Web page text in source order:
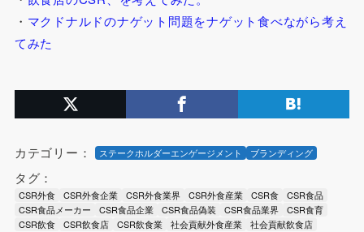
・ マクドナルドのナゲット問題をナゲット食べながら考え
てみた
カテゴリー： ステークホルダーエンゲージメント ブランディング
タグ：
CSR外食 CSR外食企業 CSR外食業界 CSR外食産業 CSR食
CSR食品
CSR食品メーカー
CSR食品企業 CSR食品偽装 CSR食品業界
CSR食育
CSR飲食
CSR飲食店 CSR飲食業 社会貢献外食産業 社会貢献飲食店